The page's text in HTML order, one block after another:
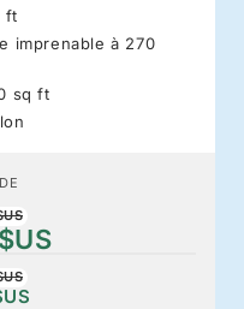
ft
imprenable à 270
sq ft